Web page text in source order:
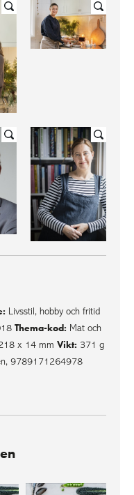
Livsstil, hobby och fritid
Thema-kod: Mat och
x 14 mm Vikt: 371 g
9789171264978